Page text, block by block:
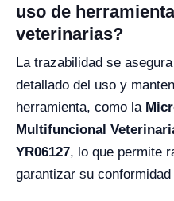
uso de
veterinarias?
La trazabilidad se
detallado del uso y
herramienta, como la
Multifuncional
YR06127, lo que permite
garantizar su